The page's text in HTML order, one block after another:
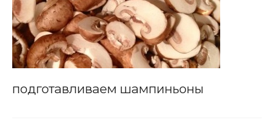
подготавливаем шампиньоны